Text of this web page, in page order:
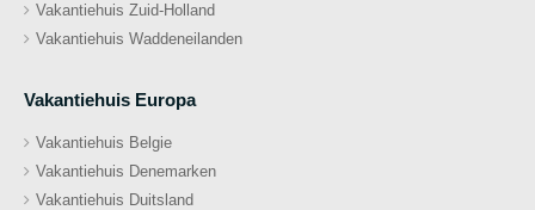
Vakantiehuis Zuid-Holland
Vakantiehuis Waddeneilanden
Vakantiehuis Europa
Vakantiehuis Belgie
Vakantiehuis Denemarken
Vakantiehuis Duitsland